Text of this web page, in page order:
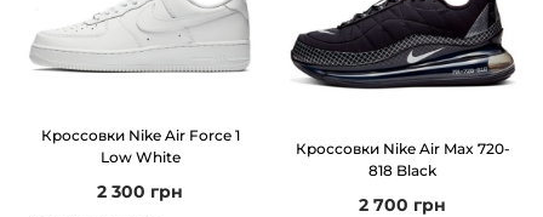
B
l
c
Кроссовки Nike Air Force 1
Low White
2 300 грн
Кроссовки Nike Air Max 720-
818 Black
2 700 грн